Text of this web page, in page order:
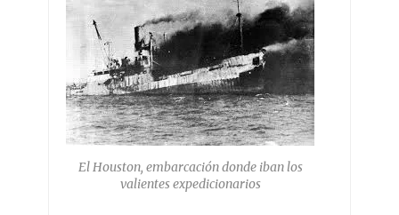
El Houston, embarcación donde iban los
valientes expedicionarios